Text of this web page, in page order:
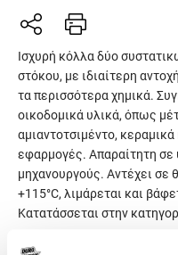
Ισχυρή κόλλα δύο
στόκου, με ιδιαίτερη
τα περισσότερα χημικά.
οικοδομικά υλικά, όπως
αμιαντοτσιμέντο,
εφαρμογές. Απαραίτητη σε
μηχανουργούς. Αντέχει σε
+115°C, λιμάρεται και
Κατατάσσεται στην